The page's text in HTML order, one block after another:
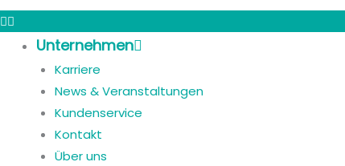
Unternehmen
Karriere
News & Veranstaltungen
Kundenservice
Kontakt
Über uns